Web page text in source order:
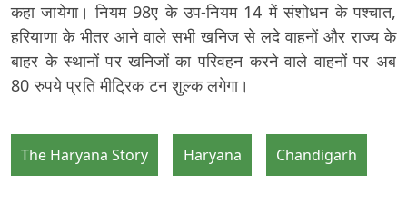
कहा जायेगा। नियम 98ए के उप-नियम 14 में संशोधन के पश्चात,
हरियाणा के भीतर आने वाले सभी खनिज से लदे वाहनों और राज्य के
बाहर के स्थानों पर खनिजों का परिवहन करने वाले वाहनों पर अब
80 रुपये प्रति मीट्रिक टन शुल्क लगेगा।
The Haryana Story Haryana Chandigarh